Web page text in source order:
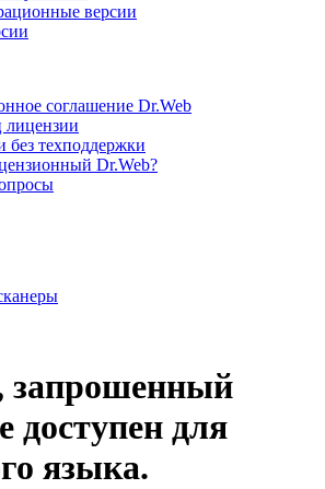
версии
соглашение Dr.Web
лицензии
без техподдержки
Dr.Web?
запрошенный
доступен для
языка.